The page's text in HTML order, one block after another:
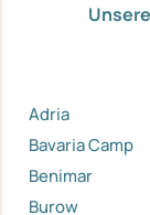
Adria
Bavaria Camp
Benimar
Burow